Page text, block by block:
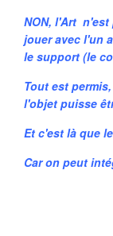
NON, l'Art n'est
jouer avec l'un
le support (le
Tout est
l'objet puisse
Et c'est là que
Car on peut